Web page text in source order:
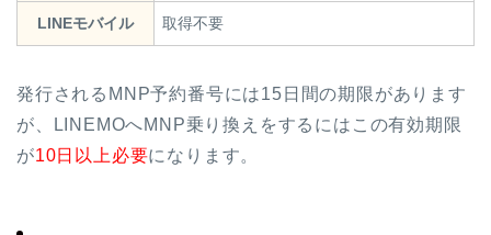
LINEモバイル 取得不要
発行されるMNP予約番号には15日間の期限があります
が、LINEMOへMNP乗り換えをするにはこの有効期限
が10日以上必要になります。